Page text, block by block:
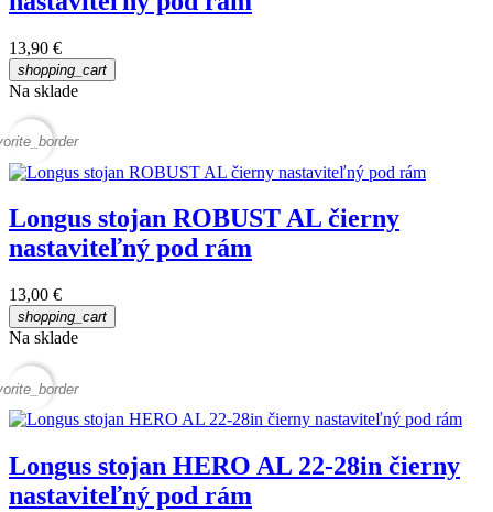
13,90 €
shopping_cart
Na sklade
Longus stojan ROBUST AL čierny
nastaviteľný pod rám
13,00 €
shopping_cart
Na sklade
Longus stojan HERO AL 22-28in čierny
nastaviteľný pod rám